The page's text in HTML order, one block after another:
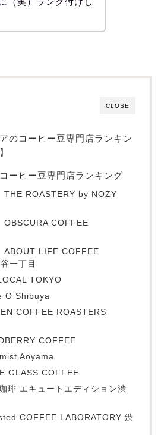
CLOSE
のコーヒー豆専門店ランキン
ーヒー豆専門店ランキング
THE ROASTERY by NOZY
OBSCURA COFFEE
ABOUT LIFE COFFEE
一丁目
TOKYO
Shibuya
COFFEE ROASTERS
COFFEE
Aoyama
GLASS COFFEE
琲 エキュートエディション渋
COFFEE LABORATORY 渋